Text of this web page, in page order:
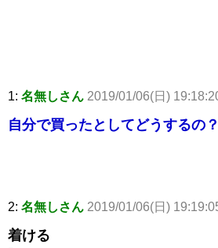
1: 名無しさん 2019/01/06(日)
自分で買ったとしてどうするの？
2: 名無しさん 2019/01/06(日)
着ける